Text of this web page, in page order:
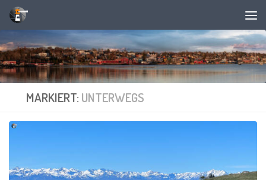
Unter dem Inhalt
MARKIERT: UNTERWEGS